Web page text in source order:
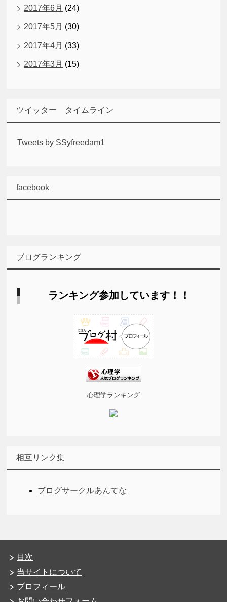
2017年6月 (24)
2017年5月 (30)
2017年4月 (33)
2017年3月 (15)
ツイッター タイムライン
Tweets by SSyfreedam1
facebook
ブログランキング
ランキング参加しています！！
心理学ランキング
相互リンク集
ブログサークルあんてな
目次
当サイトについて
プロフィール